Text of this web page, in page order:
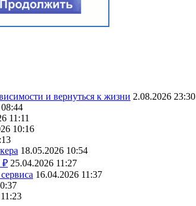
и вернуться к жизни 2.08.2026 23:30
11:11
10:16
18.05.2026 10:54
₽ 25.04.2026 11:27
16.04.2026 11:37